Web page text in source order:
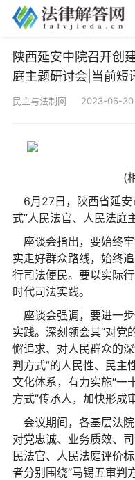
陕西延安中院召开创
庭主题研讨会|当前短
民主与法制网 2023-06-30
(
6月27日，陕西省延
式”人民法官、人民法庭
座谈会指出，要始终
实走好群众路线，始终
行司法便民。要以实际
时代司法实践。
座谈会强调，要进一
实践。深刻领会其“对党
懈追求、对人民群众的
判方式”的人民性、民主
文化体系，有力实施“一
方式”传承人，加快形成
会议期间，各基层法
对党忠诚、业务质效、
民法官、人民法庭评价
者分别围绕“马锡五审判